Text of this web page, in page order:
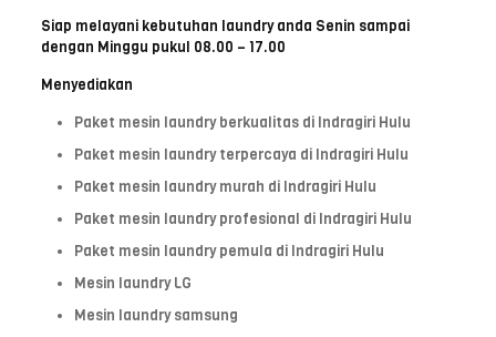
Siap melayani kebutuhan laundry anda Senin sampai
dengan Minggu pukul 08.00 – 17.00
Menyediakan
Paket mesin laundry berkualitas di Indragiri Hulu
Paket mesin laundry terpercaya di Indragiri Hulu
Paket mesin laundry murah di Indragiri Hulu
Paket mesin laundry profesional di Indragiri Hulu
Paket mesin laundry pemula di Indragiri Hulu
Mesin laundry LG
Mesin laundry samsung